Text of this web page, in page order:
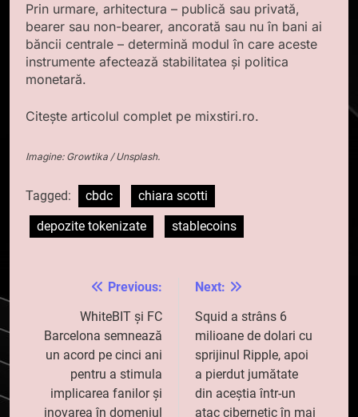
Prin urmare, arhitectura – publică sau privată,
bearer sau non-bearer, ancorată sau nu în bani ai
băncii centrale – determină modul în care aceste
instrumente afectează stabilitatea și politica
monetară.
Citește articolul complet pe mixstiri.ro.
Imagine: Growtika / Unsplash.
Tagged: cbdc
chiara scotti
depozite tokenizate
stablecoins
Navigare
articole
Previous:
WhiteBIT și FC
Barcelona semnează
un acord pe cinci ani
pentru a stimula
implicarea fanilor și
inovarea în domeniul
Next:
Squid a strâns 6
milioane de dolari cu
sprijinul Ripple, apoi
a pierdut jumătate
din aceștia într-un
atac cibernetic în mai